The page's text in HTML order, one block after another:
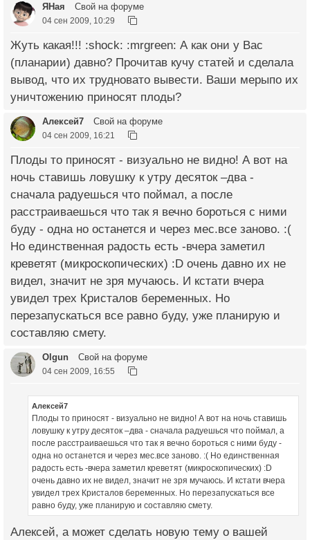
ЯНая Свой на форуме
04 сен 2009, 10:29
Жуть какая!!! :shock: :mrgreen: А как они у Вас
(планарии) давно? Прочитав кучу статей и сделала
вывод, что их трудновато вывести. Ваши мерыпо их
уничтожению приносят плоды?
Алексей7 Свой на форуме
04 сен 2009, 16:21
Плоды то приносят - визуально не видно! А вот на
ночь ставишь ловушку к утру десяток –два -
сначала радуешься что поймал, а после
расстраиваешься что так я вечно бороться с ними
буду - одна но останется и через мес.все заново. :(
Но единственная радость есть -вчера заметил
креветят (микроскопических) :D очень давно их не
видел, значит не зря мучаюсь. И кстати вчера
увидел трех Кристалов беременных. Но
перезапускаться все равно буду, уже планирую и
составляю смету.
Olgun Свой на форуме
04 сен 2009, 16:55
Алексей7
Плоды то приносят - визуально не видно! А вот на ночь ставишь
ловушку к утру десяток –два - сначала радуешься что поймал, а
после расстраиваешься что так я вечно бороться с ними буду -
одна но останется и через мес.все заново. :( Но единственная
радость есть -вчера заметил креветят (микроскопических) :D
очень давно их не видел, значит не зря мучаюсь. И кстати вчера
увидел трех Кристалов беременных. Но перезапускаться все
равно буду, уже планирую и составляю смету.
Алексей, а может сделать новую тему о вашей